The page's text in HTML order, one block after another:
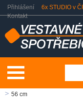
Přihlášení 6x STUDIO v
Kontakt
56 cm